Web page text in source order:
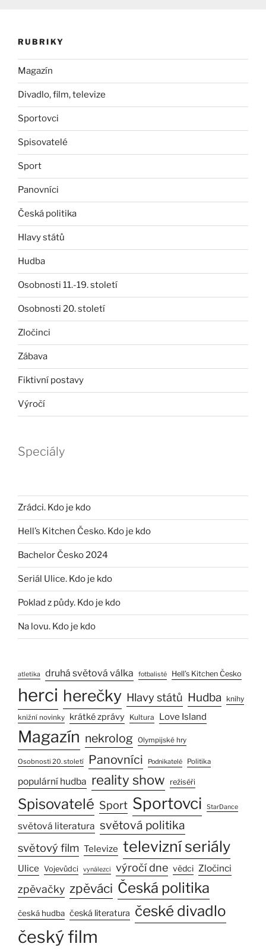
RUBRIKY
Magazín
Divadlo, film, televize
Sportovci
Spisovatelé
Sport
Panovníci
Česká politika
Hlavy států
Hudba
Osobnosti 11.-19. století
Osobnosti 20. století
Zločinci
Zábava
Fiktivní postavy
Výročí
Speciály
Zrádci. Kdo je kdo
Hell’s Kitchen Česko. Kdo je kdo
Bachelor Česko 2024
Seriál Ulice. Kdo je kdo
Poklad z půdy. Kdo je kdo
Na lovu. Kdo je kdo
atletika druhá světová válka fotbalisté Hell’s Kitchen Česko
herci herečky Hlavy států Hudba knihy
knižní novinky krátké zprávy Kultura Love Island
Magazín nekrolog Olympijské hry
Osobnosti 20. století Panovníci Podnikatelé Politika
populární hudba reality show režiséři
Spisovatelé Sport Sportovci StarDance
světová literatura světová politika
světový film Televize televizní seriály
Ulice Vojevůdci vynálezci výročí dne vědci Zločinci
zpěvačky zpěváci Česká politika
česká hudba česká literatura české divadlo
český film